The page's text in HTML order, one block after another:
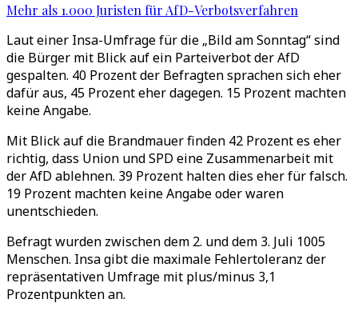
Mehr als 1.000 Juristen für AfD-Verbotsverfahren
Laut einer Insa-Umfrage für die „Bild am Sonntag“ sind
die Bürger mit Blick auf ein Parteiverbot der AfD
gespalten. 40 Prozent der Befragten sprachen sich eher
dafür aus, 45 Prozent eher dagegen. 15 Prozent machten
keine Angabe.
Mit Blick auf die Brandmauer finden 42 Prozent es eher
richtig, dass Union und SPD eine Zusammenarbeit mit
der AfD ablehnen. 39 Prozent halten dies eher für falsch.
19 Prozent machten keine Angabe oder waren
unentschieden.
Befragt wurden zwischen dem 2. und dem 3. Juli 1005
Menschen. Insa gibt die maximale Fehlertoleranz der
repräsentativen Umfrage mit plus/minus 3,1
Prozentpunkten an.